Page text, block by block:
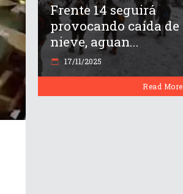
Frente 14 seguirá
provocando caída de
nieve, aguan...
17/11/2025
Read More